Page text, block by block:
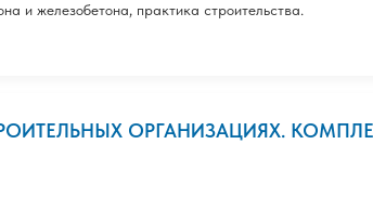
и железобетона, практика строительства.
ОРГАНИЗАЦИЯХ.